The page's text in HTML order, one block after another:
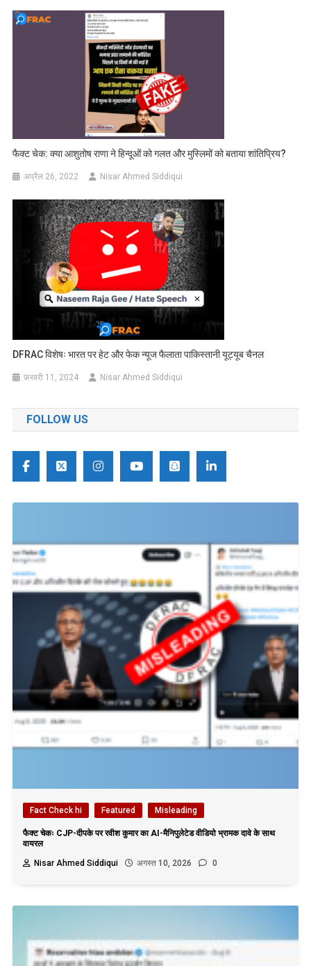
फैक्ट चेक: क्या आशुतोष राणा ने हिन्दूओं को गलत और मुस्लिमों को बताया शांतिप्रिय?
अप्रैल 26, 2022 Nisar Ahmed Siddiqui
DFRAC विशेषः भारत पर हेट और फेक न्यूज फैलाता पाकिस्तानी यूट्यूब चैनल
फ़रवरी 11, 2024 Nisar Ahmed Siddiqui
FOLLOW US
Fact Check hi Featured Misleading
फैक्ट चेकः CJP-दीपके पर रवीश कुमार का AI-मैनिपुलेटेड वीडियो भ्रामक दावे के साथ
वायरल
Nisar Ahmed Siddiqui
अगस्त 10, 2026 0